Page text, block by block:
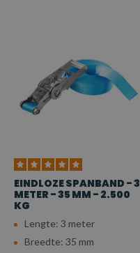
EINDLOZE SPANBAND - 3
METER - 35 MM - 2.500
KG
Lengte: 3 meter
Breedte: 35 mm